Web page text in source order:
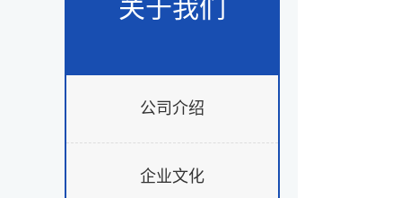
关于我们
公司介绍
企业文化